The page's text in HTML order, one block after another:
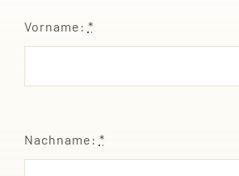
Vorname:*
Nachname:*